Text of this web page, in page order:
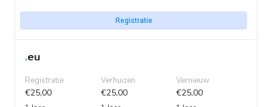
Registratie
.eu
Registratie
€25,00
Verhuizen
€25,00
Vernieuw
€25,00